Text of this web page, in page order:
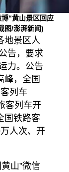
“黄山景区回应
图/澎湃新闻)
地景区人
告，要求
力。公告
峰，全国
列车
客列车开
国铁路客
人次、开
山”微信